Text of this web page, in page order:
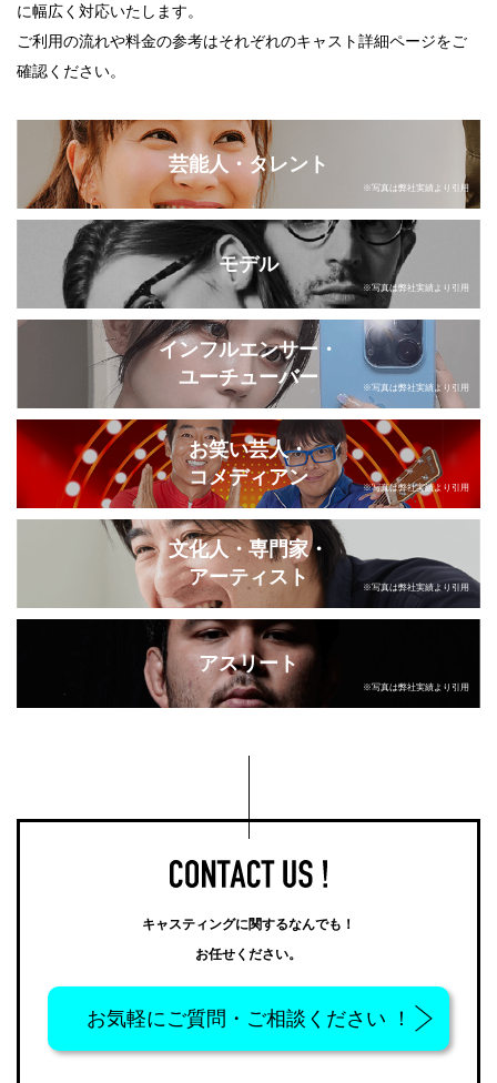
に幅広く対応いたします。
ご利用の流れや料金の参考はそれぞれのキャスト詳細ページをご
確認ください。
芸能人・タレント
※写真は弊社実績より引用
モデル
※写真は弊社実績より引用
インフルエンサー・
ユーチューバー
※写真は弊社実績より引用
お笑い芸人・
コメディアン
※写真は弊社実績より引用
文化人・専門家・
アーティスト
※写真は弊社実績より引用
アスリート
※写真は弊社実績より引用
キャスティングに関するなんでも！
お任せください。
お気軽にご質問・ご相談ください ！